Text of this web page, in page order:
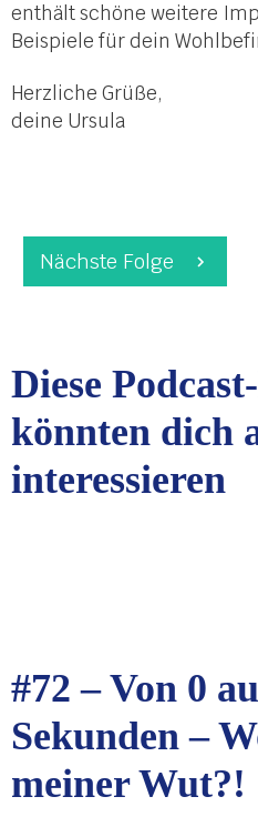
enthält schöne weitere
Beispiele für dein
Herzliche Grüße,
deine Ursula
Nächste Folge
Diese
könnten dich
interessieren
#72 – Von 0
Sekunden –
meiner Wut?!